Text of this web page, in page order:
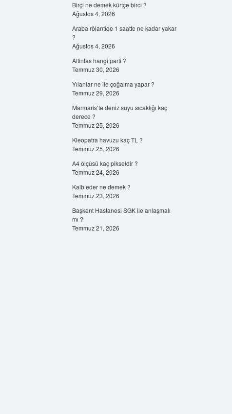
Birçi ne demek kürtçe birci ?
Ağustos 4, 2026
Araba rölantide 1 saatte ne kadar yakar
?
Ağustos 4, 2026
Altintas hangi parti ?
Temmuz 30, 2026
Yılanlar ne ile çoğalma yapar ?
Temmuz 29, 2026
Marmaris’te deniz suyu sıcaklığı kaç
derece ?
Temmuz 25, 2026
Kleopatra havuzu kaç TL ?
Temmuz 25, 2026
A4 ölçüsü kaç pikseldir ?
Temmuz 24, 2026
Kalb eder ne demek ?
Temmuz 23, 2026
Başkent Hastanesi SGK ile anlaşmalı
mı ?
Temmuz 21, 2026